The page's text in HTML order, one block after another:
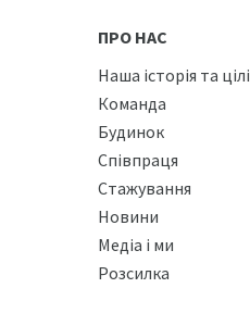
ПРО НАС
Наша історія та цілі
Команда
Будинок
Співпраця
Стажування
Новини
Медіа і ми
Розсилка